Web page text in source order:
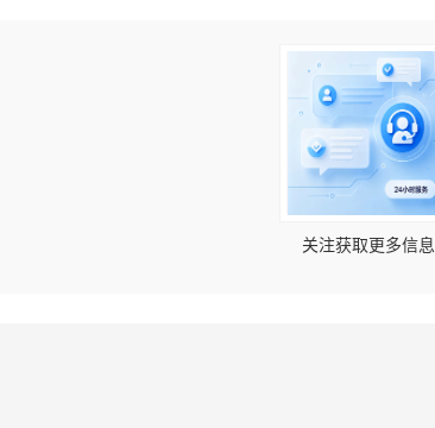
关注获取更多信息